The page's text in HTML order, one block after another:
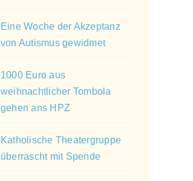
Eine Woche der Akzeptanz
von Autismus gewidmet
1000 Euro aus
weihnachtlicher Tombola
gehen ans HPZ
Katholische Theatergruppe
überrascht mit Spende